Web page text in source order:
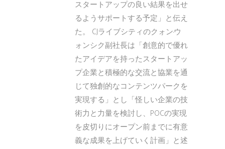
スタートアップの良い結果を出せ
るようサポートする予定」と伝え
た。 CJライブシティのクォン·ウ
ォンシク副社長は「創意的で優れ
たアイデアを持ったスタートアッ
プ企業と積極的な交流と協業を通
じて独創的なコンテンツパークを
実現する」とし「怪しい企業の技
術力と力量を検討し、POCの実現
を皮切りにオープン前までに有意
義な成果を上げていく計画」と述